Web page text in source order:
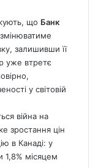
що Банк
залишивши її
уже втретє
у світовій
війна на
зростання цін
в Канаді: у
1,8% місяцем